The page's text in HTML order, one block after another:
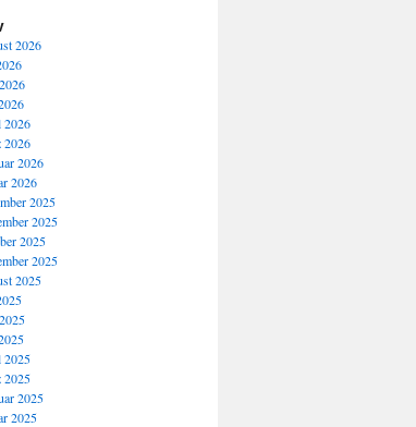
2026
2026
2026
2026
2025
2025
2025
2025
2025
2025
2025
2025